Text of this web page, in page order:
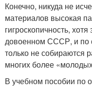
Конечно, никуда не
материалов высокая
гигроскопичность,
довоенном СССР, и по
только не собираются
многих более
В учебном пособии по